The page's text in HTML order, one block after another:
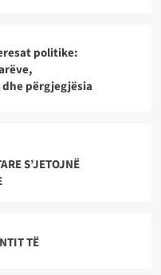
politike:
përgjegjësia
S’JETOJNË
TË